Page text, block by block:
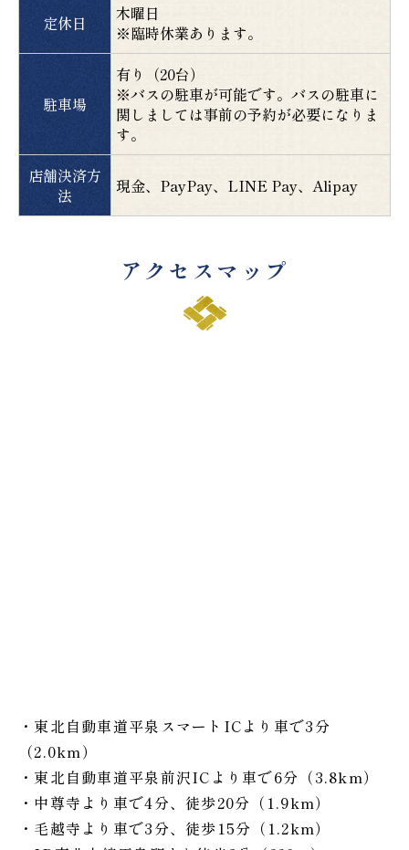
定休日
木曜日
※臨時休業あります。
駐車場
有り（20台）
※バスの駐車が可能です。バスの駐車に
関しましては事前の予約が必要になりま
す。
店舗決済方
法
現金、PayPay、LINE Pay、Alipay
アクセスマップ
・東北自動車道平泉スマートICより車で3分
（2.0km）
・東北自動車道平泉前沢ICより車で6分（3.8km）
・中尊寺より車で4分、徒歩20分（1.9km）
・毛越寺より車で3分、徒歩15分（1.2km）